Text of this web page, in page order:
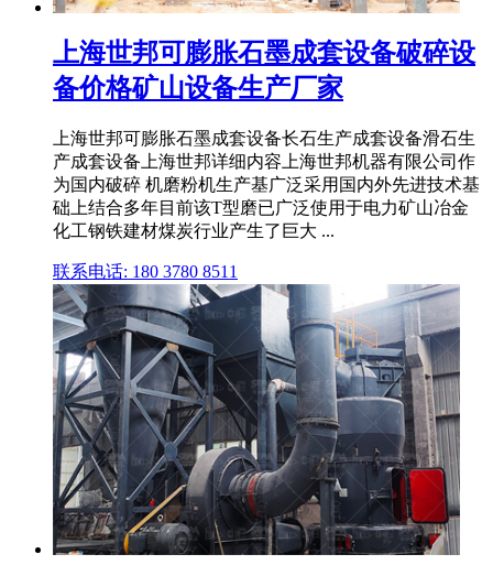
上海世邦可膨胀石墨成套设备破碎设
备价格矿山设备生产厂家
上海世邦可膨胀石墨成套设备长石生产成套设备滑石生
产成套设备上海世邦详细内容上海世邦机器有限公司作
为国内破碎 机磨粉机生产基广泛采用国内外先进技术基
础上结合多年目前该T型磨已广泛使用于电力矿山冶金
化工钢铁建材煤炭行业产生了巨大 ...
联系电话: 180 3780 8511